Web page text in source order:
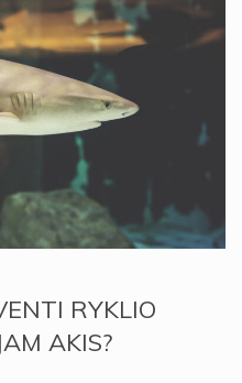
RYKLIO
AKIS?